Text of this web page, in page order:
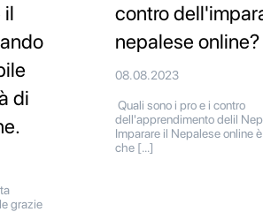
il
di
grazie
contro
nepalese online?
08.08.2023
Quali sono i pro e i contro
dell'apprendimento delil
Imparare il Nepalese online
che […]